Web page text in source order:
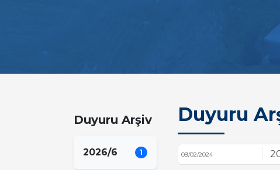
Duyuru Arşiv
2026/6 1
Duyuru
09/02/2024